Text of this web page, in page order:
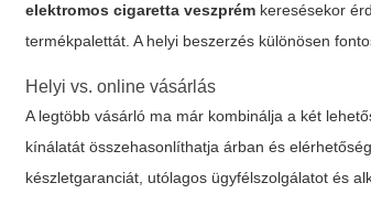
elektromos cigaretta veszprém keresésekor
termékpalettát. A helyi beszerzés különösen
Helyi vs. online vásárlás
A legtöbb vásárló ma már kombinálja a két
kínálatát összehasonlíthatja árban és
készletgaranciát, utólagos ügyfélszolgálatot és